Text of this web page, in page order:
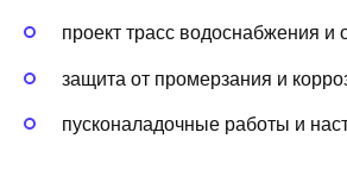
проект трасс водоснабжения и
защита от промерзания и
пусконаладочные работы и